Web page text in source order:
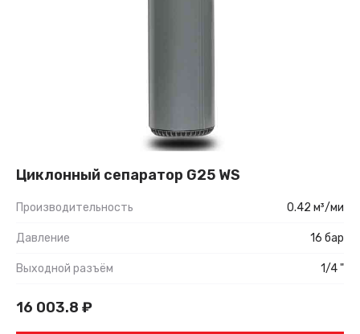
Циклонный сепаратор G25 WS
Производительность 0.42 м³/ми
Давление 16 бар
Выходной разъём 1/4 "
16 003.8 ₽